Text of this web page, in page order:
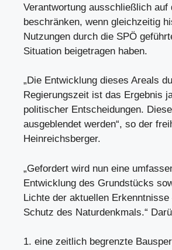
Verantwortung ausschließlich
beschränken, wenn gleichzeitig
Nutzungen durch die SPÖ
Situation beigetragen haben.
„Die Entwicklung dieses Areals
Regierungszeit ist das Ergebnis
politischer Entscheidungen.
ausgeblendet werden“, so der
Heinreichsberger.
„Gefordert wird nun eine
Entwicklung des Grundstücks
Lichte der aktuellen
Schutz des Naturdenkmals.“
1. eine zeitlich begrenzte